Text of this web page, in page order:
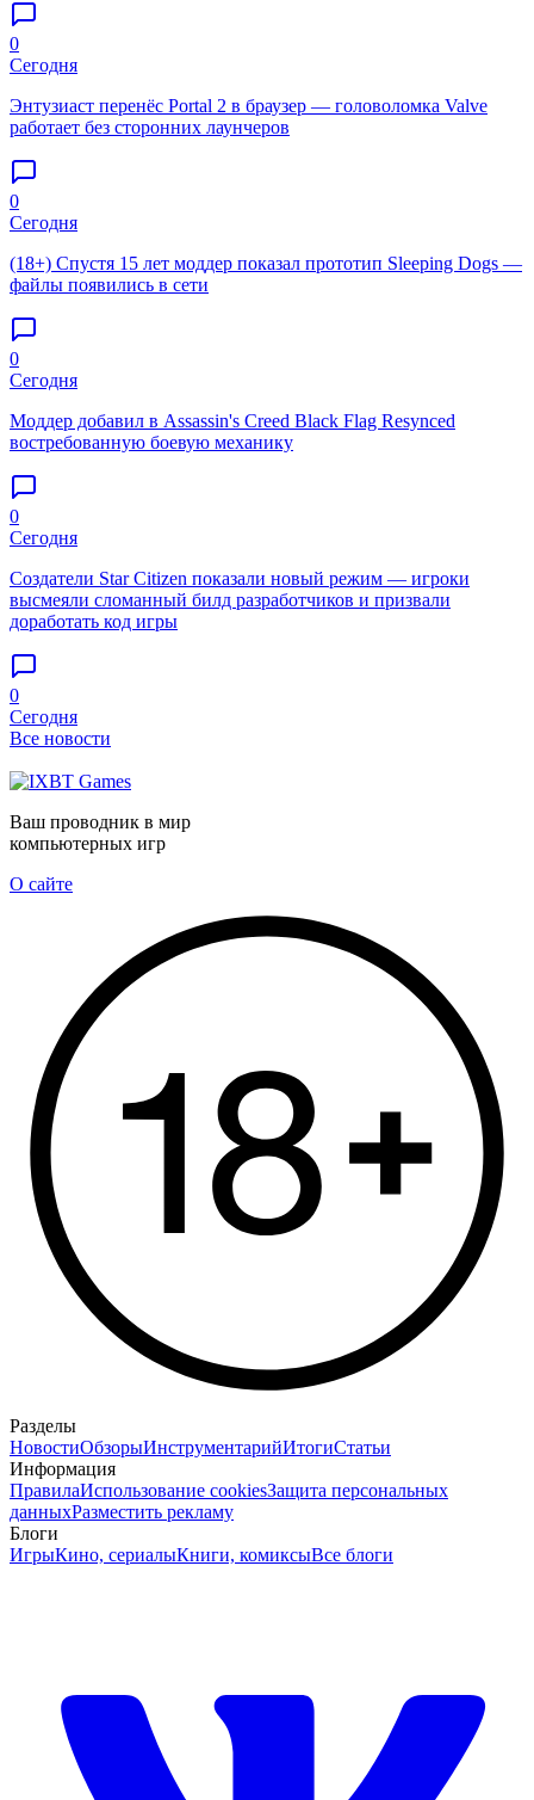
0
Сегодня
Энтузиаст перенёс Portal 2 в браузер — головоломка Valve
работает без сторонних лаунчеров
0
Сегодня
(18+) Спустя 15 лет моддер показал прототип Sleeping Dogs —
файлы появились в сети
0
Сегодня
Моддер добавил в Assassin's Creed Black Flag Resynced
востребованную боевую механику
0
Сегодня
Создатели Star Citizen показали новый режим — игроки
высмеяли сломанный билд разработчиков и призвали
доработать код игры
0
Сегодня
Все новости
Ваш проводник в мир
компьютерных игр
О сайте
Разделы
НовостиОбзорыИнструментарийИтогиСтатьи
Информация
ПравилаИспользование cookiesЗащита персональных
данныхРазместить рекламу
Блоги
ИгрыКино, сериалыКниги, комиксыВсе блоги